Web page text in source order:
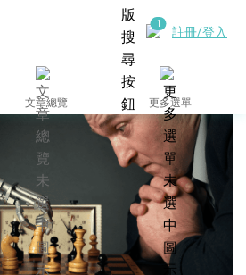
註冊/登入
文章總覽 更多選單